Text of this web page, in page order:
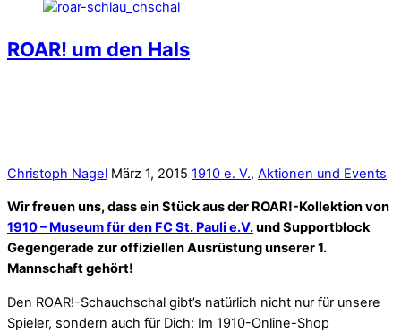
ROAR! um den Hals
Christoph Nagel März 1, 2015 1910 e. V., Aktionen und Events
Wir freuen uns, dass ein Stück aus der ROAR!-Kollektion von
1910 – Museum für den FC St. Pauli e.V.und Supportblock
Gegengerade zur offiziellen Ausrüstung unserer 1.
Mannschaft gehört!
Den ROAR!-Schauchschal gibt’s natürlich nicht nur für unsere
Spieler, sondern auch für Dich: Im 1910-Online-Shop